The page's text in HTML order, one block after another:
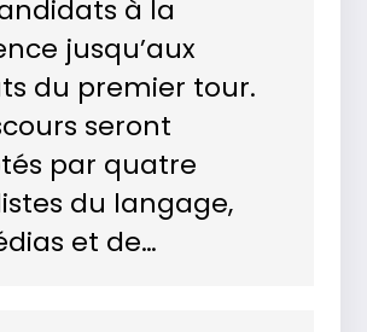
à la
jusqu’aux
du premier tour.
seront
par quatre
du langage,
et de…